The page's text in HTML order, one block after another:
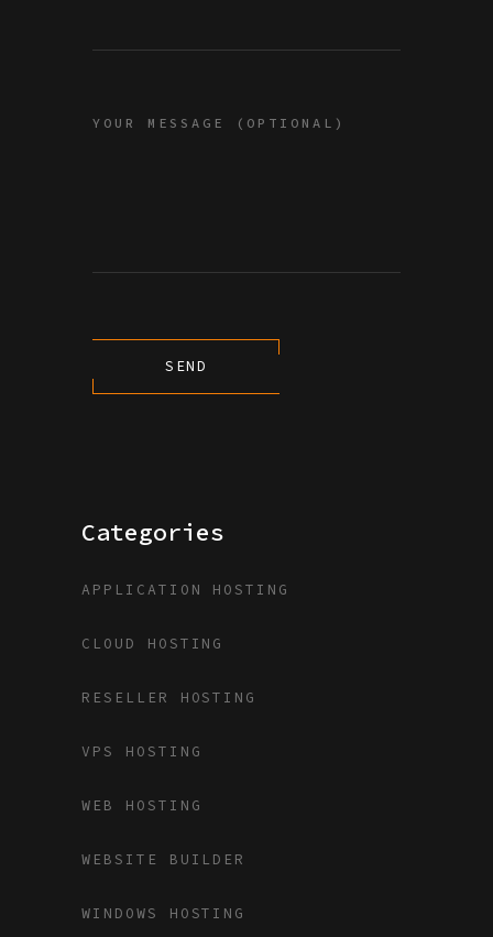
YOUR MESSAGE (OPTIONAL)
SEND
Categories
APPLICATION HOSTING
CLOUD HOSTING
RESELLER HOSTING
VPS HOSTING
WEB HOSTING
WEBSITE BUILDER
WINDOWS HOSTING